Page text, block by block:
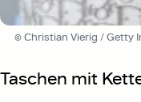
© Christian Vierig / Getty
Taschen mit